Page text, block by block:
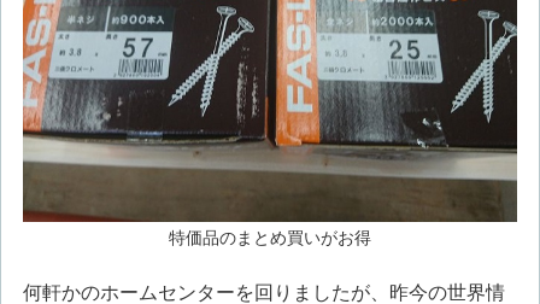
特価品のまとめ買いがお得
何軒かのホームセンターを回りましたが、昨今の世界情